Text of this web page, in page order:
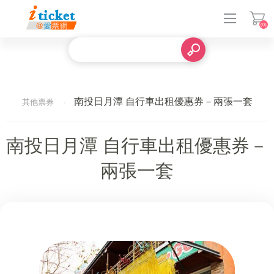
(0)
其他票券 南投日月潭 自行車出租優惠券－兩張一套
南投日月潭 自行車出租優惠券－
兩張一套